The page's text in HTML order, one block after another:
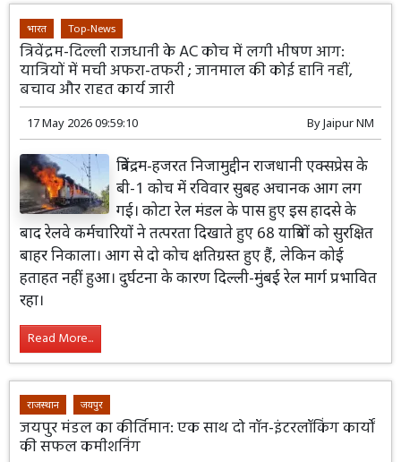
भारत Top-News
त्रिवेंद्रम-दिल्ली राजधानी के AC कोच में लगी भीषण आग:
यात्रियों में मची अफरा-तफरी ; जानमाल की कोई हानि नहीं,
बचाव और राहत कार्य जारी
17 May 2026 09:59:10 ByJaipur NM
त्रिवेंद्रम-हजरत निजामुद्दीन राजधानी एक्सप्रेस के
बी-1 कोच में रविवार सुबह अचानक आग लग
गई। कोटा रेल मंडल के पास हुए इस हादसे के
बाद रेलवे कर्मचारियों ने तत्परता दिखाते हुए 68 यात्रियों को सुरक्षित
बाहर निकाला। आग से दो कोच क्षतिग्रस्त हुए हैं, लेकिन कोई
हताहत नहीं हुआ। दुर्घटना के कारण दिल्ली-मुंबई रेल मार्ग प्रभावित
रहा।
Read More...
राजस्थान जयपुर
जयपुर मंडल का कीर्तिमान: एक साथ दो नॉन-इंटरलॉकिंग कार्यों
की सफल कमीशनिंग